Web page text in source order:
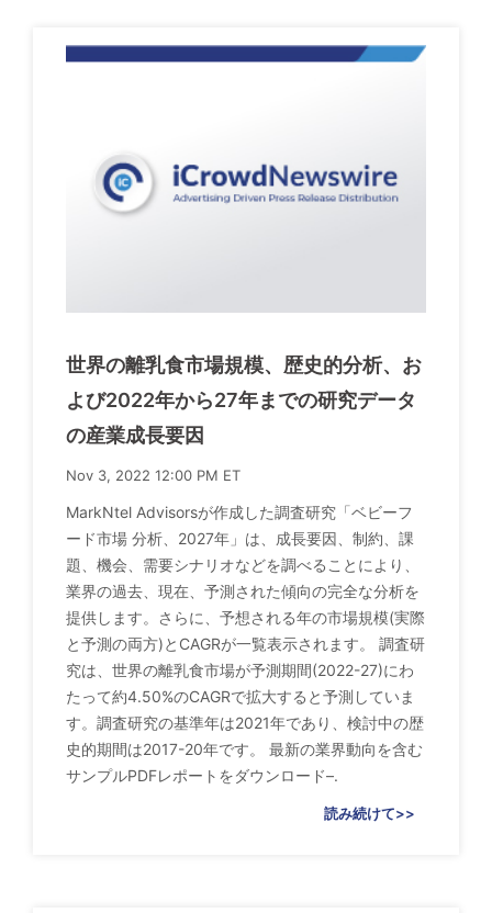
世界の離乳食市場規模、歴史的分析、お
よび2022年から27年までの研究データ
の産業成長要因
Nov 3, 2022 12:00 PM ET
MarkNtel Advisorsが作成した調査研究「ベビーフ
ード市場 分析、2027年」は、成長要因、制約、課
題、機会、需要シナリオなどを調べることにより、
業界の過去、現在、予測された傾向の完全な分析を
提供します。さらに、予想される年の市場規模(実際
と予測の両方)とCAGRが一覧表示されます。 調査研
究は、世界の離乳食市場が予測期間(2022-27)にわ
たって約4.50%のCAGRで拡大すると予測していま
す。調査研究の基準年は2021年であり、検討中の歴
史的期間は2017-20年です。 最新の業界動向を含む
サンプルPDFレポートをダウンロード–.
読み続けて>>